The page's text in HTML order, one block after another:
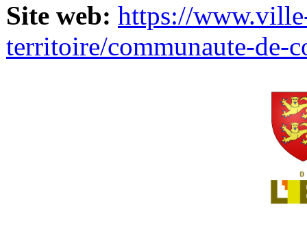
Site web: https://
territoire/communaute-de-